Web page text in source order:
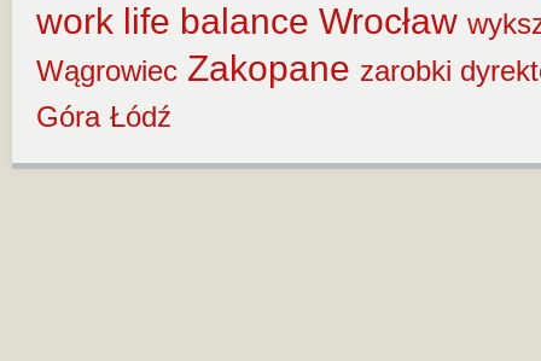
work life balance Wrocław
Wągrowiec Zakopane zarobki
Góra Łódź